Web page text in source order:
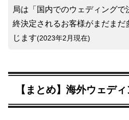
局は「国内でのウェディングで
終決定されるお客様がまだまだ
じます(2023年2月現在)
【まとめ】海外ウェデ